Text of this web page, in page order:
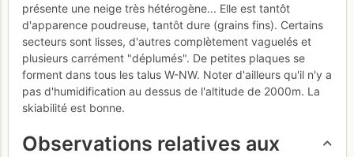
présente une neige très hétérogène... Elle est tantôt
d'apparence poudreuse, tantôt dure (grains fins). Certains
secteurs sont lisses, d'autres complètement vaguelés et
plusieurs carrément "déplumés". De petites plaques se
forment dans tous les talus W-NW. Noter d'ailleurs qu'il n'y a
pas d'humidification au dessus de l'altitude de 2000m. La
skiabilité est bonne.
Observations relatives aux